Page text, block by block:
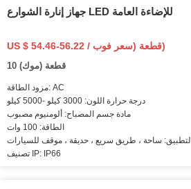
جهاز إنارة الشوارع LED للإضاءة العامة
US $ 54.46-56.22 / قطعة (سعر فوب)
10 قطعة (موك)
مزود الطاقة: AC
درجة حرارة اللون: 3000 كيلو -5000 كيلو
مادة جسم المصباح: ألومنيوم مصبوب
الطاقة: 100 وات
التطبيق: ساحة ، طريق سريع ، حديقة ، موقف للسيارات
تصنيف IP: IP66